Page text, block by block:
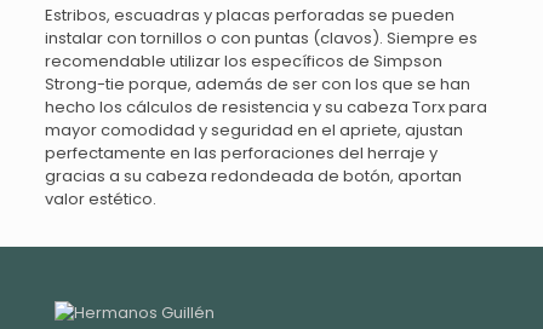
Estribos, escuadras y placas perforadas se pueden
instalar con tornillos o con puntas (clavos). Siempre es
recomendable utilizar los específicos de Simpson
Strong-tie porque, además de ser con los que se han
hecho los cálculos de resistencia y su cabeza Torx para
mayor comodidad y seguridad en el apriete, ajustan
perfectamente en las perforaciones del herraje y
gracias a su cabeza redondeada de botón, aportan
valor estético.